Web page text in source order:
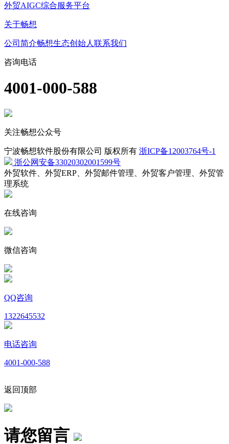
外贸AIGC综合服务平台
关于畅想
公司简介畅想生态创始人 联系我们
咨询电话
4001-000-588
关注畅想公众号
宁波畅想软件股份有限公司 版权所有 浙ICP备12003764号-1
浙公网安备33020302001599号
外贸软件、外贸ERP、外贸邮件管理、外贸客户管理、外贸管
理系统
在线咨询
微信咨询
QQ咨询
1322645532
电话咨询
4001-000-588
返回顶部
请您留言